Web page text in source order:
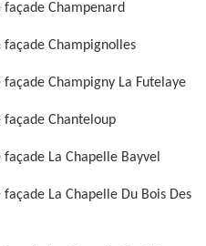
Champenard
Champignolles
Champigny La Futelaye
Chanteloup
La Chapelle Bayvel
La Chapelle Du Bois Des